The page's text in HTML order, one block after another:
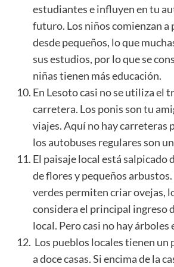
estudiantes e influyen en tu
futuro. Los niños comienzan a
desde pequeños, lo que
sus estudios, por lo que se
niñas tienen más educación.
En Lesoto casi no se utiliza el
carretera. Los ponis son tu
viajes. Aquí no hay carreteras
los autobuses regulares son
El paisaje local está salpicado
de flores y pequeños
verdes permiten criar ovejas,
considera el principal ingreso
local. Pero casi no hay árboles
Los pueblos locales tienen un
a doce casas. Si encima de la